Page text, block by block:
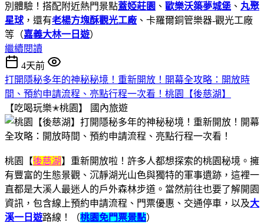
別體驗！搭配附近熱門景點蓋婭莊園 、 歐樂沃築夢城堡 、 丸聚
星球 ，還有老楊方塊酥觀光工廠 、卡羅爾銅管樂器-觀光工廠
等（嘉義大林一日遊）
繼續閱讀
4天前
打開隱秘多年的神秘秘境！重新開放！開幕全攻略：開放時
間、預約申請流程、亮點行程一次看！桃園【後慈湖】
【吃喝玩樂✭桃園】
國內旅遊
桃園【後慈湖】重新開放啦！許多人都想探索的桃園秘境。擁
有豐富的生態景觀、沉靜湖光山色與獨特的軍事遺跡，這裡一
直都是大溪人最迷人的戶外森林步道。當然前往也要了解開園
資訊，包含線上預約申請流程、門票優惠、交通停車，以及大
溪一日遊路線！（桃園免門票景點）